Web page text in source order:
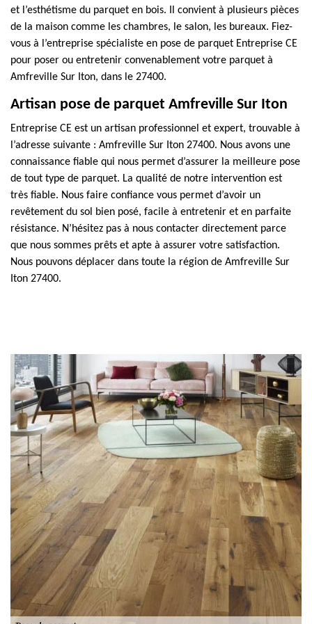
et l’esthétisme du parquet en bois. Il convient à plusieurs pièces
de la maison comme les chambres, le salon, les bureaux. Fiez-
vous à l’entreprise spécialiste en pose de parquet Entreprise CE
pour poser ou entretenir convenablement votre parquet à
Amfreville Sur Iton, dans le 27400.
Artisan pose de parquet Amfreville Sur Iton
Entreprise CE est un artisan professionnel et expert, trouvable à
l’adresse suivante : Amfreville Sur Iton 27400. Nous avons une
connaissance fiable qui nous permet d’assurer la meilleure pose
de tout type de parquet. La qualité de notre intervention est
très fiable. Nous faire confiance vous permet d’avoir un
revêtement du sol bien posé, facile à entretenir et en parfaite
résistance. N’hésitez pas à nous contacter directement parce
que nous sommes prêts et apte à assurer votre satisfaction.
Nous pouvons déplacer dans toute la région de Amfreville Sur
Iton 27400.